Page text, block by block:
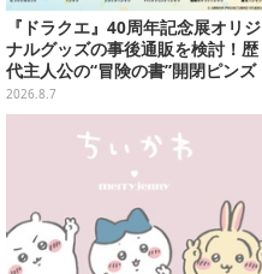
『ドラクエ』40周年記念展オリジ
ナルグッズの事後通販を検討！歴
代主人公の“冒険の書”開閉ピンズ
をはじめ、ユニークなＴシャツや
雑貨など
2026.8.7